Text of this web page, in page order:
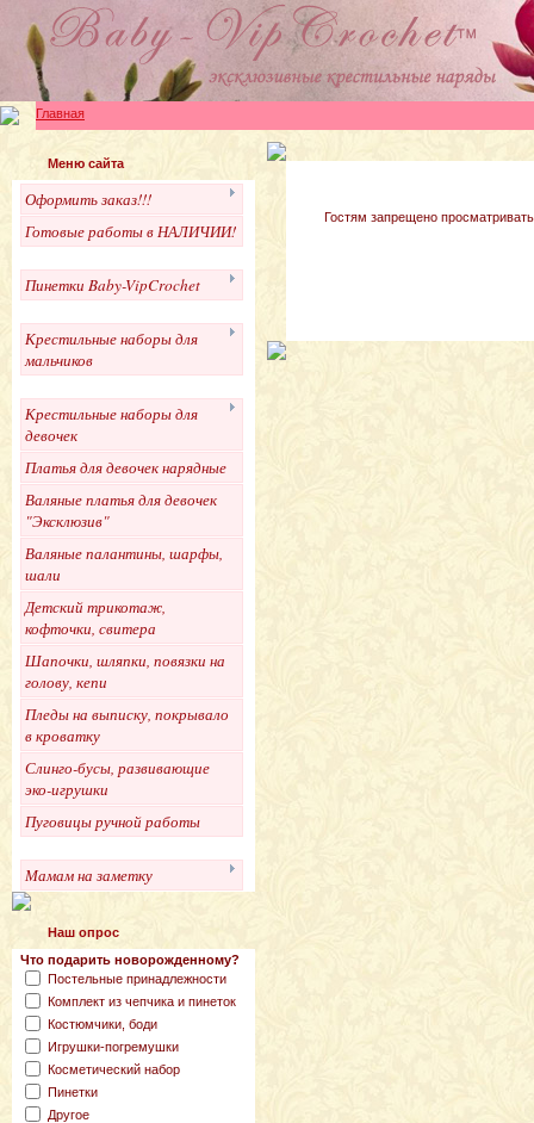
Главная
Меню сайта
Оформить заказ!!!
Готовые работы в НАЛИЧИИ!
Пинетки Baby-VipCrochet
Крестильные наборы для
мальчиков
Крестильные наборы для
девочек
Платья для девочек нарядные
Валяные платья для девочек
"Эксклюзив"
Валяные палантины, шарфы,
шали
Детский трикотаж,
кофточки, свитера
Шапочки, шляпки, повязки на
голову, кепи
Пледы на выписку, покрывало
в кроватку
Слинго-бусы, развивающие
эко-игрушки
Пуговицы ручной работы
Мамам на заметку
Наш опрос
Что подарить новорожденному?
Постельные принадлежности
Комплект из чепчика и пинеток
Костюмчики, боди
Игрушки-погремушки
Косметический набор
Пинетки
Другое
Гостям запрещено